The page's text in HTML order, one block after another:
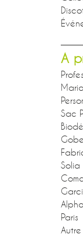
A
Sac
Solia
Paris
Autre